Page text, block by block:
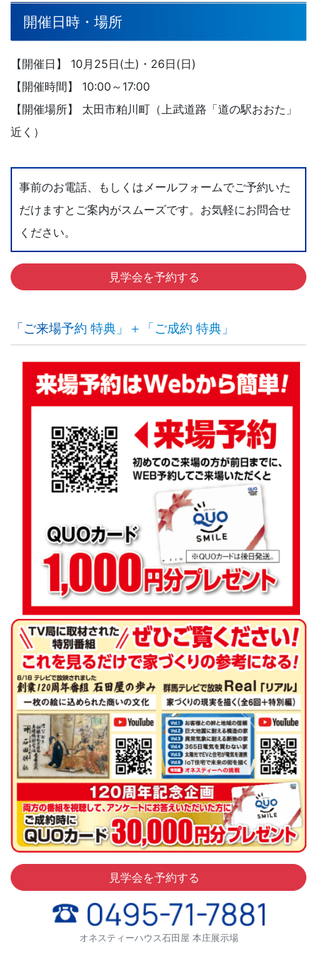
開催日時・場所
【開催日】 10月25日(土)・26日(日)
【開催時間】 10:00～17:00
【開催場所】 太田市粕川町（上武道路「道の駅おおた」
近く）
事前のお電話、もしくはメールフォームでご予約いた
だけますとご案内がスムーズです。お気軽にお問合せ
ください。
見学会を予約する
「ご来場予約 特典」＋「ご成約 特典」
見学会を予約する
オネスティーハウス石田屋 本庄展示場